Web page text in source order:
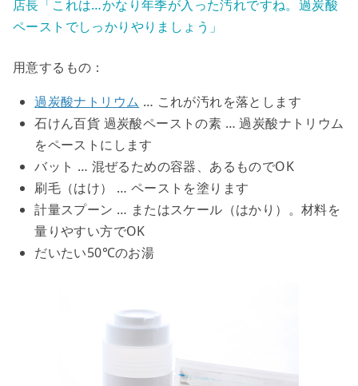
店長「これは…かなり年季が入った汚れですね。過炭酸
ペーストでしっかりやりましょう」
用意するもの：
過炭酸ナトリウム … これが汚れを落とします
石けん百貨 過炭酸ペーストの素 … 過炭酸ナトリウム
をペーストにします
バット … 混ぜるための容器、あるものでOK
刷毛（はけ）
… ペーストを塗ります
計量スプーン … またはスケール（はかり）。材料を
量りやすい方でOK
だいたい50℃のお湯